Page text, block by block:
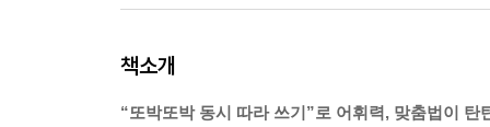
책소개
“또박또박 동시 따라 쓰기”로 어휘력, 맞춤법이 탄